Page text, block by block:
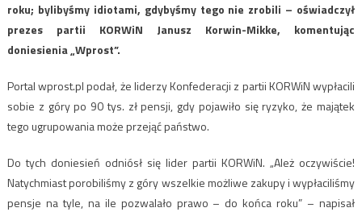
roku; bylibyśmy idiotami, gdybyśmy tego nie zrobili – oświadczył
prezes partii KORWiN Janusz Korwin-Mikke, komentując
doniesienia „Wprost”.
Portal wprost.pl podał, że liderzy Konfederacji z partii KORWiN wypłacili
sobie z góry po 90 tys. zł pensji, gdy pojawiło się ryzyko, że majątek
tego ugrupowania może przejąć państwo.
Do tych doniesień odniósł się lider partii KORWiN. „Ależ oczywiście!
Natychmiast porobiliśmy z góry wszelkie możliwe zakupy i wypłaciliśmy
pensje na tyle, na ile pozwalało prawo – do końca roku” – napisał